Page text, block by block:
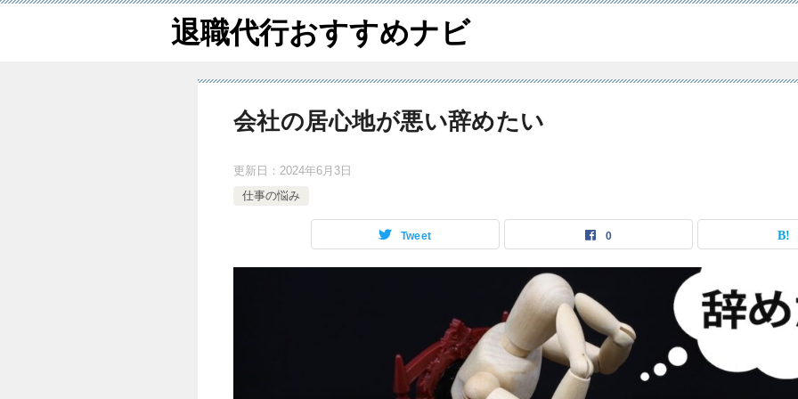
退職代行おすすめナビ
会社の居心地が悪い辞めたい
更新日： 2024年6月3日
仕事の悩み
Tweet 0